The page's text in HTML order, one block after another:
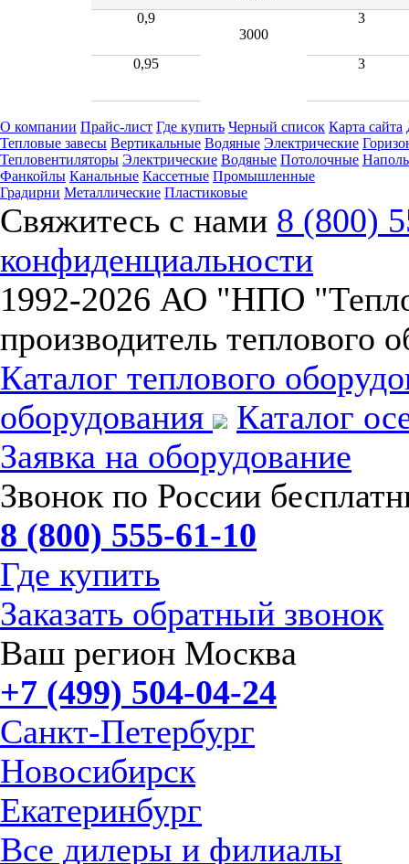
0,9
3000
3
0,95 3
О компании Прайс-лист Где купить Черный список Карта сайта
Тепловые завесы Вертикальные Водяные Электрические
Тепловентиляторы Электрические Водяные Потолочные
Фанкойлы Канальные Кассетные Промышленные
Градирни Металлические Пластиковые
Свяжитесь с нами 8 (800)
конфиденциальности
1992-2026 АО "НПО
производитель теплового
Каталог теплового
оборудования
Каталог
Заявка на оборудование
Звонок по России
8 (800) 555-61-10
Где купить
Заказать обратный звонок
Ваш регион Москва
+7 (499) 504-04-24
Санкт-Петербург
Новосибирск
Екатеринбург
Все дилеры и филиалы